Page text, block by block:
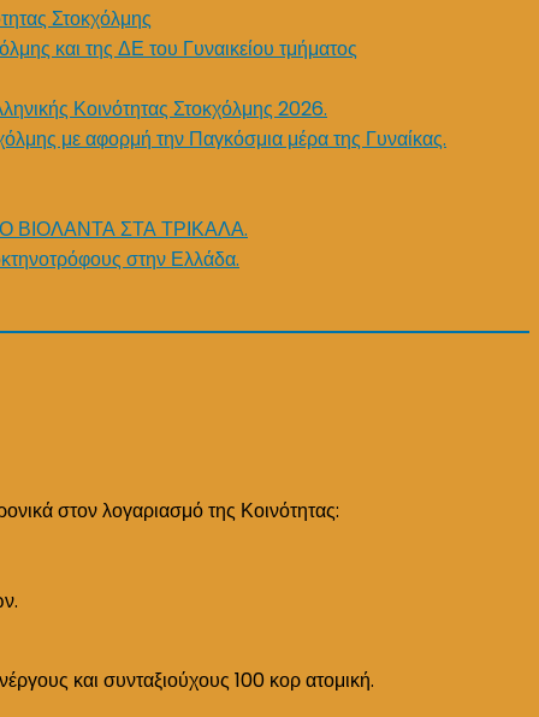
Στοκχόλμης
και της ΔΕ του Γυναικείου τμήματος
Κοινότητας Στοκχόλμης 2026.
με αφορμή την Παγκόσμια μέρα της Γυναίκας.
ΒΙΟΛΑΝΤΑ ΣΤΑ ΤΡΙΚΑΛΑ.
στην Ελλάδα.
στον λογαριασμό της Κοινότητας:
και συνταξιούχους 100 κορ ατομική.